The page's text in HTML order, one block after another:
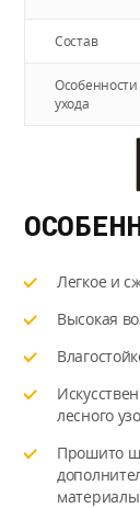
Состав
Особенности
ухода
Легкое и
Высокая
лесного
Прошито
материалы